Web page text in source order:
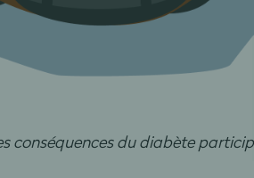
conséquences du diabète